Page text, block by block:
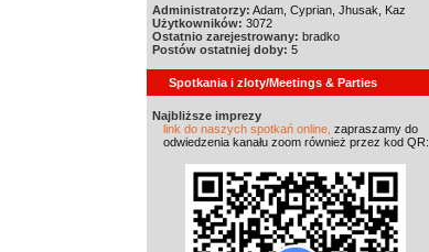
Administratorzy: Adam, Cyprian, Jhusak, Kaz
Użytkowników: 3072
Ostatnio zarejestrowany: bradko
Postów ostatniej doby: 5
Spotkania i zloty/Meetings & Parties
Najbliższe imprezy
link do naszych spotkań online, zapraszamy do
odwiedzenia kanału zoom również przez kod QR: